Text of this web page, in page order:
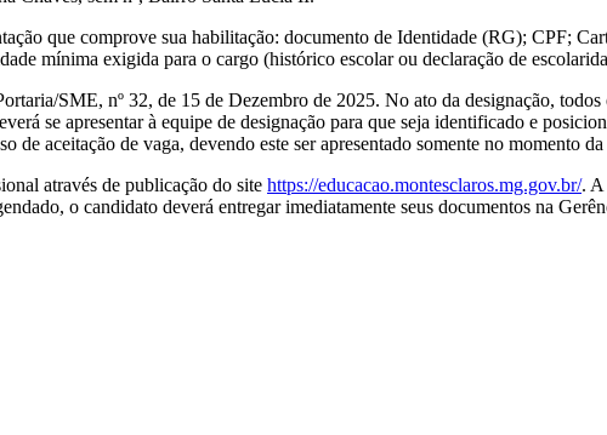
que comprove sua habilitação: documento de Identidade (RG); CPF;
mínima exigida para o cargo (histórico escolar ou declaração de
SME, nº 32, de 15 de Dezembro de 2025. No ato da designação,
se apresentar à equipe de designação para que seja identificado e
de aceitação de vaga, devendo este ser apresentado somente no momento
através de publicação do site https://educacao.montesclaros.mg.gov.br/. A
o candidato deverá entregar imediatamente seus documentos na